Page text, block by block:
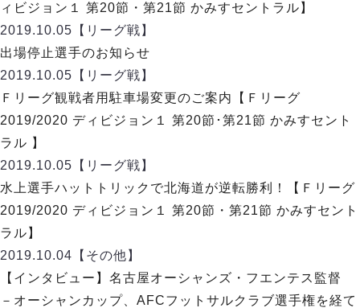
ィビジョン１ 第20節・第21節 かみすセントラル】
2019.10.05 【リーグ戦】
出場停止選手のお知らせ
2019.10.05 【リーグ戦】
Ｆリーグ観戦者用駐車場変更のご案内【Ｆリーグ
2019/2020 ディビジョン１ 第20節･第21節 かみすセント
ラル 】
2019.10.05 【リーグ戦】
水上選手ハットトリックで北海道が逆転勝利！【Ｆリーグ
2019/2020 ディビジョン１ 第20節・第21節 かみすセント
ラル】
2019.10.04 【その他】
【インタビュー】名古屋オーシャンズ・フエンテス監督
－オーシャンカップ、AFCフットサルクラブ選手権を経て